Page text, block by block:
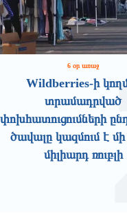
6 օր առաջ
Wildberries-ի
տրամադրված
փոխհատուցումների
ծավալը կազմում է
միլիարդ ռուբլի